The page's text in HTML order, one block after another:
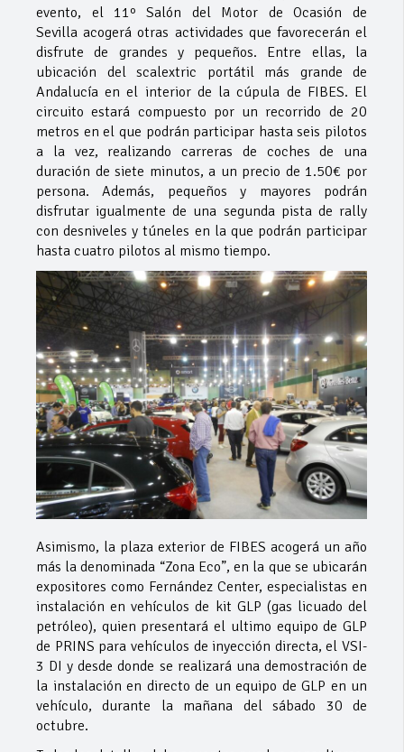
evento, el 11º Salón del Motor de Ocasión de
Sevilla acogerá otras actividades que favorecerán el
disfrute de grandes y pequeños. Entre ellas, la
ubicación del scalextric portátil más grande de
Andalucía en el interior de la cúpula de FIBES. El
circuito estará compuesto por un recorrido de 20
metros en el que podrán participar hasta seis pilotos
a la vez, realizando carreras de coches de una
duración de siete minutos, a un precio de 1.50€ por
persona. Además, pequeños y mayores podrán
disfrutar igualmente de una segunda pista de rally
con desniveles y túneles en la que podrán participar
hasta cuatro pilotos al mismo tiempo.
Asimismo, la plaza exterior de FIBES acogerá un año
más la denominada “Zona Eco”, en la que se ubicarán
expositores como Fernández Center, especialistas en
instalación en vehículos de kit GLP (gas licuado del
petróleo), quien presentará el ultimo equipo de GLP
de PRINS para vehículos de inyección directa, el VSI-
3 DI y desde donde se realizará una demostración de
la instalación en directo de un equipo de GLP en un
vehículo, durante la mañana del sábado 30 de
octubre.